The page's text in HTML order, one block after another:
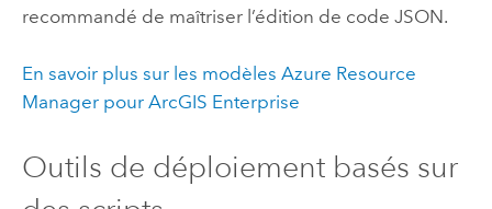
recommandé de maîtriser l’édition de code JSON.
En savoir plus sur les modèles Azure Resource
Managerpour ArcGIS Enterprise
Outils de déploiement basés sur